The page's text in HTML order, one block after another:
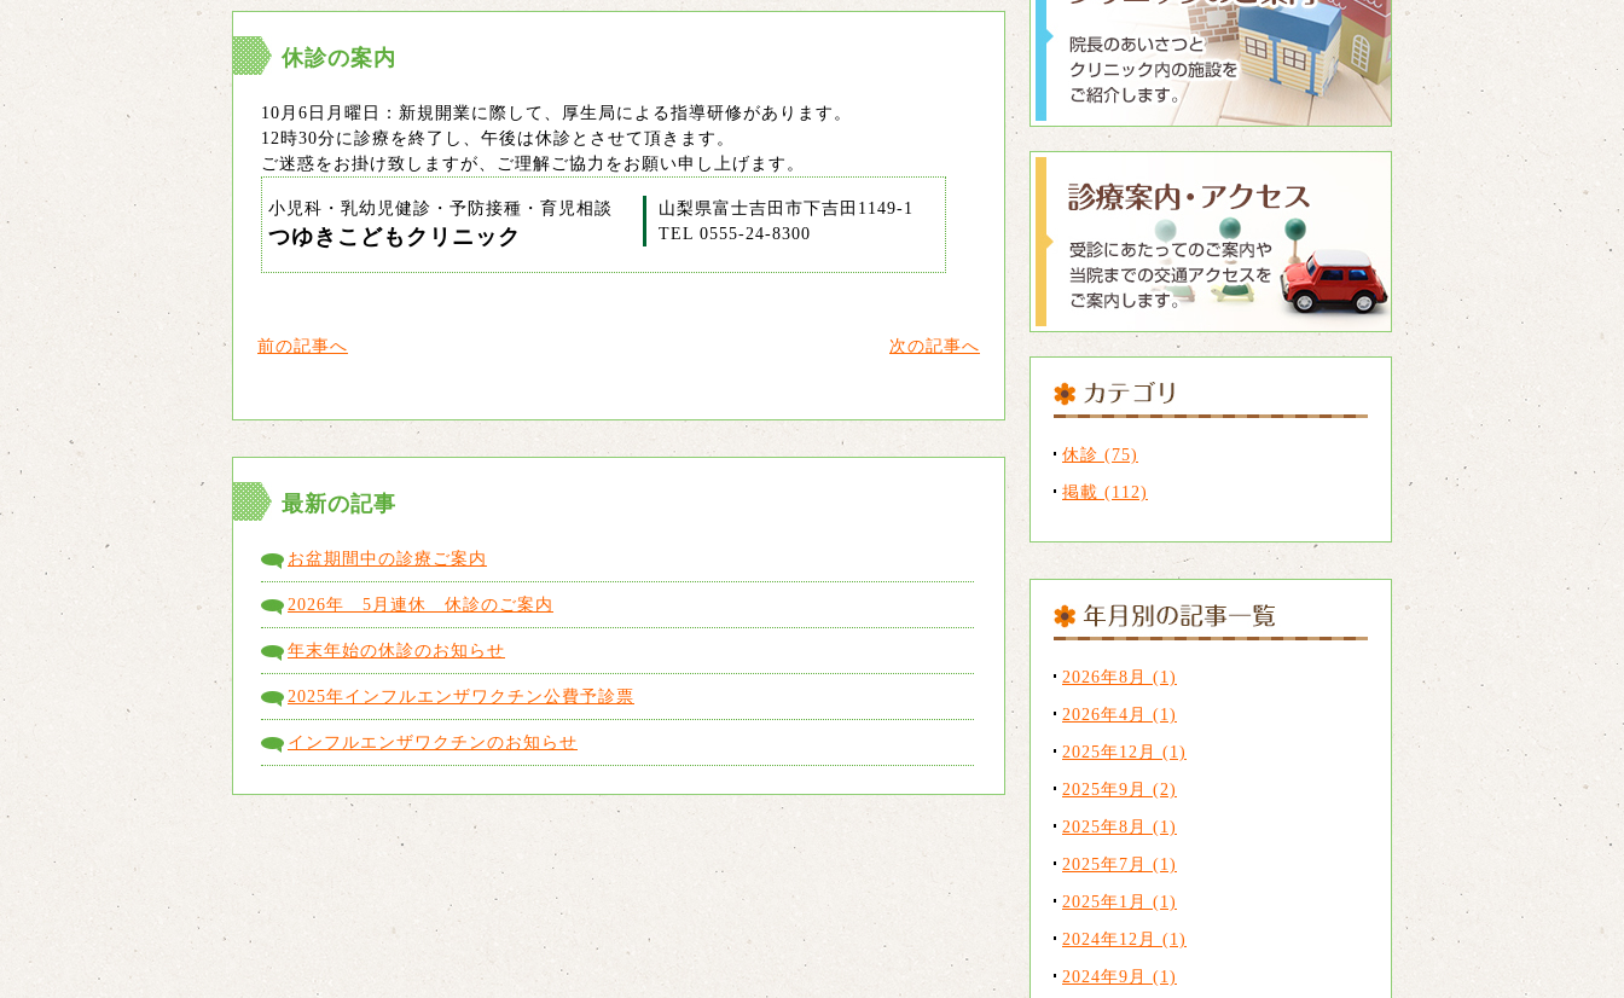
休診の案内
10月6日月曜日：新規開業に際して、厚生局による指導研修があります。
12時30分に診療を終了し、午後は休診とさせて頂きます。
ご迷惑をお掛け致しますが、ご理解ご協力をお願い申し上げます。
小児科・乳幼児健診・予防接種・育児相談
つゆきこどもクリニック
山梨県富士吉田市下吉田1149-1
TEL 0555-24-8300
前の記事へ 次の記事へ
最新の記事
お盆期間中の診療ご案内
2026年 5月連休 休診のご案内
年末年始の休診のお知らせ
2025年インフルエンザワクチン公費予診票
インフルエンザワクチンのお知らせ
休診 (75)
掲載 (112)
2026年8月 (1)
2026年4月 (1)
2025年12月 (1)
2025年9月 (2)
2025年8月 (1)
2025年7月 (1)
2025年1月 (1)
2024年12月 (1)
2024年9月 (1)